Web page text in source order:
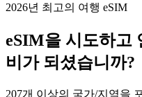
2026년 최고의 여행 eSIM
eSIM을 시도하고
비가 되셨습니까?
207개 이상의 국가/지역을